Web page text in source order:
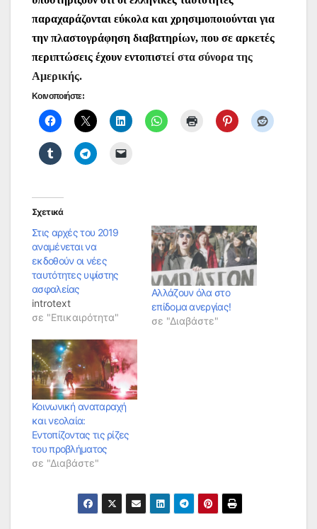
παραχαράζονται εύκολα και χρησιμοποιούνται για
την πλαστογράφηση διαβατηρίων, που σε αρκετές
περιπτώσεις έχουν εντοπιστεί στα σύνορα της
Αμερικής.
Κοινοποιήστε:
Σχετικά
Στις αρχές του 2019
αναμένεται να
εκδοθούν οι νέες
ταυτότητες υψίστης
ασφαλείας
introtext
σε "Επικαιρότητα"
Αλλάζουν όλα στο
επίδομα ανεργίας!
σε "Διαβάστε"
Κοινωνική αναταραχή
και νεολαία:
Εντοπίζοντας τις ρίζες
του προβλήματος
σε "Διαβάστε"